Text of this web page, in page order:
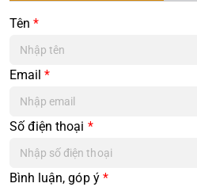
Tên*
Email*
Số điện thoại *
Bình luận, góp ý *